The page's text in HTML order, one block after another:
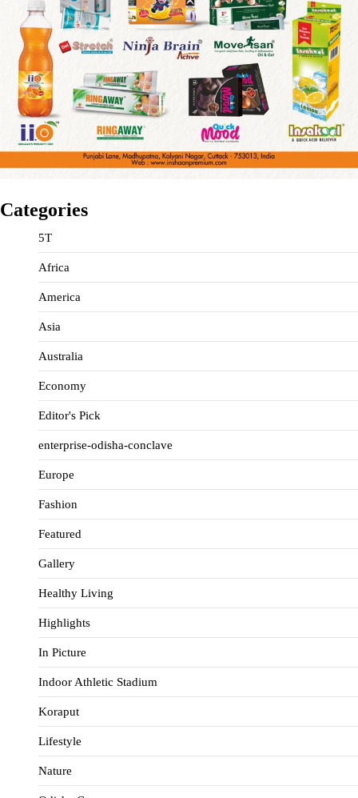
Categories
5T
Africa
America
Asia
Australia
Economy
Editor's Pick
enterprise-odisha-conclave
Europe
Fashion
Featured
Gallery
Healthy Living
Highlights
In Picture
Indoor Athletic Stadium
Koraput
Lifestyle
Nature